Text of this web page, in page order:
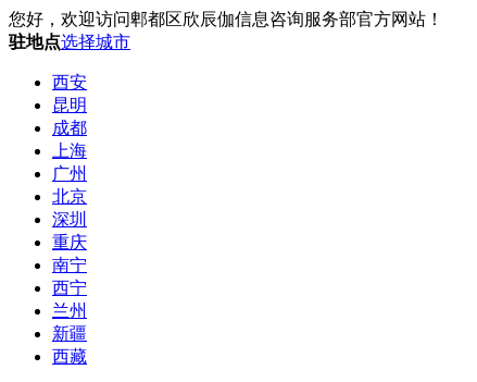
您好，欢迎访问郫都区欣辰伽信息咨询服务部官方网站！
驻地点选择城市
西安
昆明
成都
上海
广州
北京
深圳
重庆
南宁
西宁
兰州
新疆
西藏